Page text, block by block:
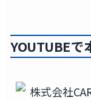
YOUTUBEで